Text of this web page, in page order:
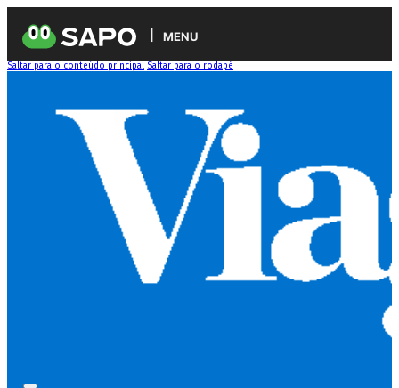
MENU
Saltar para o conteúdo principal Saltar para o rodapé